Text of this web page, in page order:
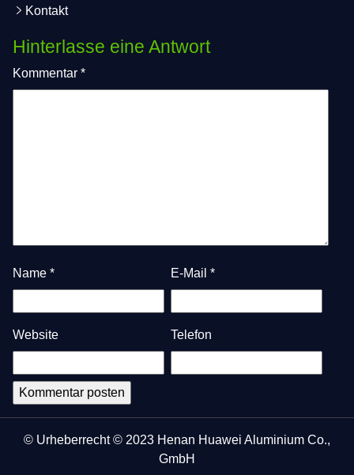
Kontakt
Hinterlasse eine Antwort
Kommentar *
Name * E-Mail *
Website Telefon
© Urheberrecht © 2023 Henan Huawei Aluminium Co.,
GmbH